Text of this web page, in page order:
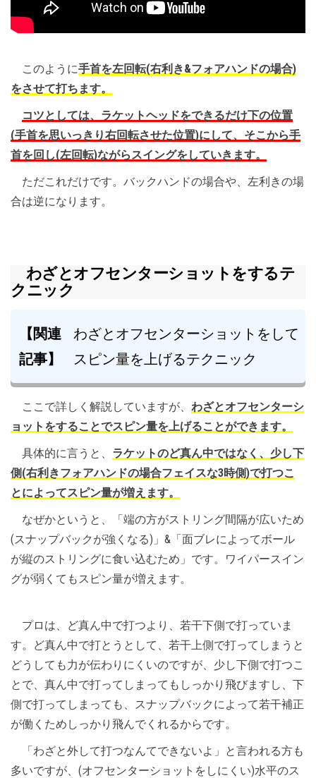
このように手首を左回転(右利き&フォアハンドの場合)
をさせて打ちます。
コツとしては、ラケットヘッドをできるだけ下の位置
(手首を思いっきり右回転させた位置)にして、そこから手
首を回し(左回転)ながらスイングをしていきます。
ただこれだけです。バックハンドの場合や、左利きの場
合は逆になります。
わざとオフセンターショットをするテ
クニック
【関連
記事】
わざとオフセンターショットをして
スピン量を上げるテクニック
ここで詳しく解説していますが、 わざとオフセンターシ
ョットをすることでスピン量を上げることができます。
具体的に言うと、 ラケットのど真ん中ではなく、少し下
側(右利きフォアハンドの場合フェイスな3時側)で打つこ
とによってスピン量が増えます。
なぜかというと、「端の方がストリング間隔が広いため
(スナップバックが強くなる)」&「面ブレによってボール
が縦のストリングに食い込むため」です。ワイパースイン
グが弱くてもスピン量が増えます。
プロは、ど真ん中で打つより、若干下側で打っていま
す。ど真ん中で打とうとして、若干上側で打ってしまうと
どうしても力が伝わりにくいのですが、少し下側で打つこ
とで、真ん中で打ってしまってもしっかり飛びますし、下
側で打ってしまっても、スナップバックによって若干補正
が働くためしっかり飛んでくれるからです。
「わざと外して打つなんてできないよ」と言われる方も
多いですが、(オフセンターショットをしにくい)水平のス